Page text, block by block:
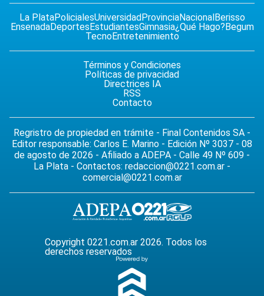
La PlataPolicialesUniversidadProvinciaNacionalBerisso
EnsenadaDeportesEstudiantesGimnasia¿Qué Hago?Begum
TecnoEntretenimiento
Términos y Condiciones
Políticas de privacidad
Directrices IA
RSS
Contacto
Regristro de propiedad en trámite - Final Contenidos SA -
Editor responsable: Carlos E. Marino - Edición Nº 3037 - 08
de agosto de 2026 - Afiliado a ADEPA - Calle 49 Nº 609 -
La Plata - Contactos: redaccion@0221.com.ar -
comercial@0221.com.ar
Copyright 0221.com.ar 2026. Todos los
derechos reservados